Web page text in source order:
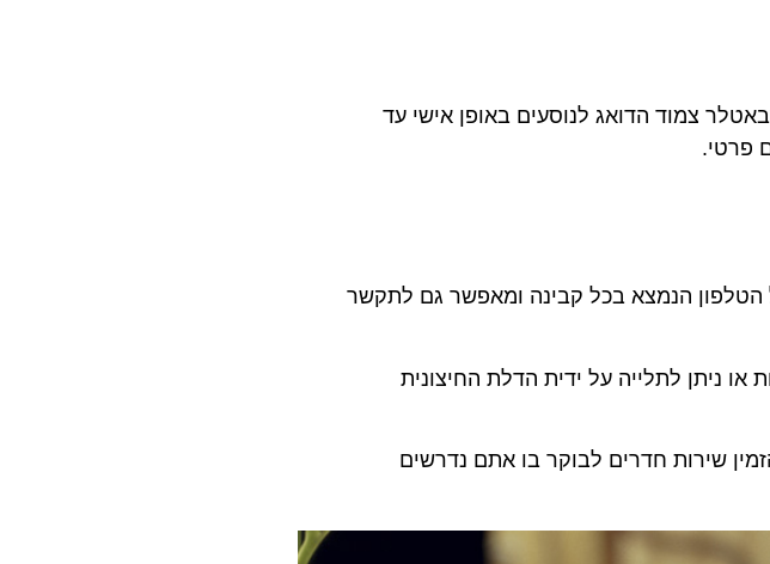
צמוד הדואג לנוסעים באופן אישי עד
הנמצא בכל קבינה ומאפשר גם לתקשר
לתלייה על ידית הדלת החיצונית
שירות חדרים לבוקר בו אתם נדרשים